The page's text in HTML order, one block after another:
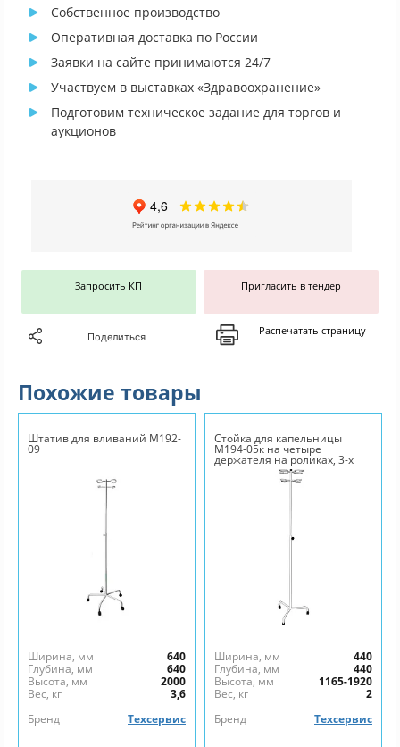
Собственное производство
Оперативная доставка по России
Заявки на сайте принимаются 24/7
Участвуем в выставках «Здравоохранение»
Подготовим техническое задание для торгов и
аукционов
Запросить КП Пригласить в тендер
Поделиться Распечатать страницу
Похожие товары
Штатив для вливаний М192-
09
Ширина, мм
640
Глубина, мм
640
Высота, мм
2000
Вес, кг
3,6
Бренд
Техсервис
Стойка для капельницы
М194-05к на четыре
держателя на роликах, 3-х
лучевая опора
Ширина, мм
440
Глубина, мм
440
Высота, мм
1165-1920
Вес, кг
2
Бренд
Техсервис